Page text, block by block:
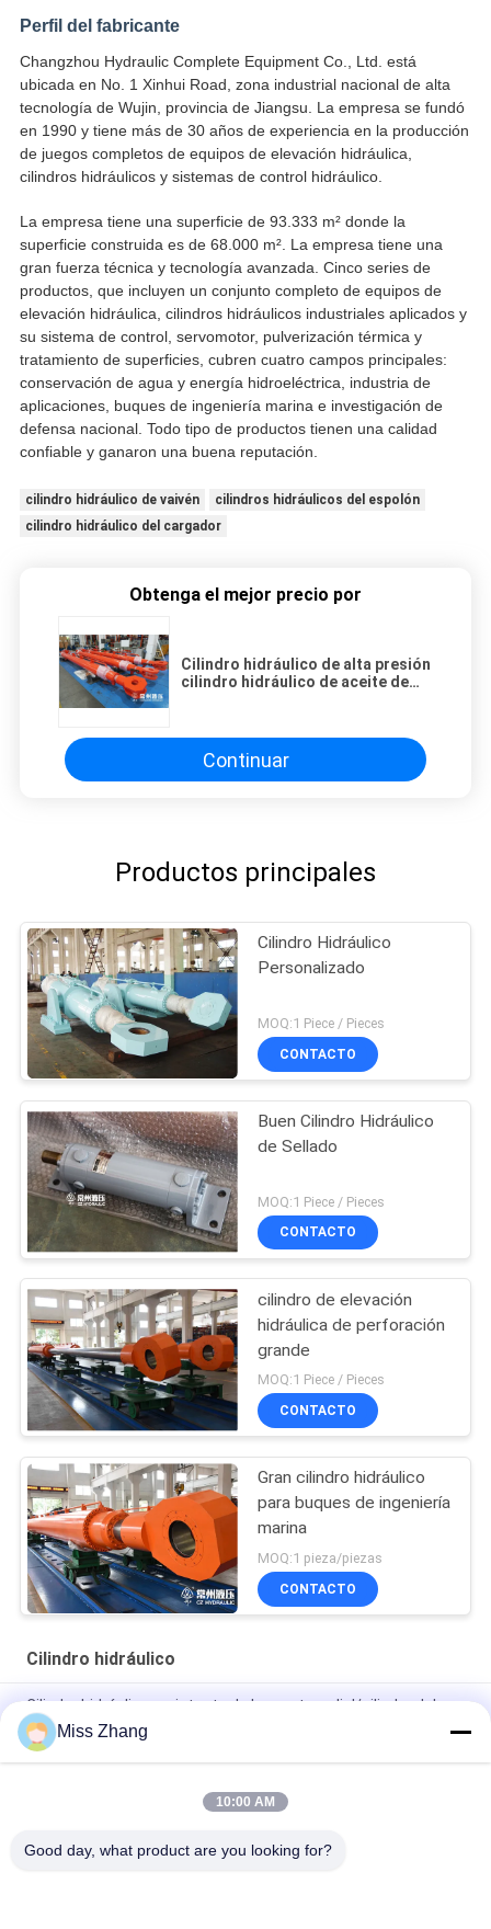
Perfil del fabricante
Changzhou Hydraulic Complete Equipment Co., Ltd. está
ubicada en No. 1 Xinhui Road, zona industrial nacional de alta
tecnología de Wujin, provincia de Jiangsu. La empresa se fundó
en 1990 y tiene más de 30 años de experiencia en la producción
de juegos completos de equipos de elevación hidráulica,
cilindros hidráulicos y sistemas de control hidráulico.
La empresa tiene una superficie de 93.333 m² donde la
superficie construida es de 68.000 m². La empresa tiene una
gran fuerza técnica y tecnología avanzada. Cinco series de
productos, que incluyen un conjunto completo de equipos de
elevación hidráulica, cilindros hidráulicos industriales aplicados y
su sistema de control, servomotor, pulverización térmica y
tratamiento de superficies, cubren cuatro campos principales:
conservación de agua y energía hidroeléctrica, industria de
aplicaciones, buques de ingeniería marina e investigación de
defensa nacional. Todo tipo de productos tienen una calidad
confiable y ganaron una buena reputación.
cilindro hidráulico de vaivén
cilindros hidráulicos del espolón
cilindro hidráulico del cargador
Obtenga el mejor precio por
Cilindro hidráulico de alta presión
cilindro hidráulico de aceite de
Continuar
Productos principales
Cilindro Hidráulico
Personalizado
MOQ:1 Piece / Pieces
CONTACTO
Buen Cilindro Hidráulico
de Sellado
MOQ:1 Piece / Pieces
CONTACTO
cilindro de elevación
hidráulica de perforación
grande
MOQ:1 Piece / Pieces
CONTACTO
Gran cilindro hidráulico
para buques de ingeniería
marina
MOQ:1 pieza/piezas
CONTACTO
Cilindro hidráulico
Cilindro hidráulico resistente de la puerta radial/cilindro del
alzamiento para la industria de petróleo
Tipo de acero inoxidable del cilindro hidráulico QPPY-D de la
Miss Zhang
10:00 AM
Good day, what product are you looking for?